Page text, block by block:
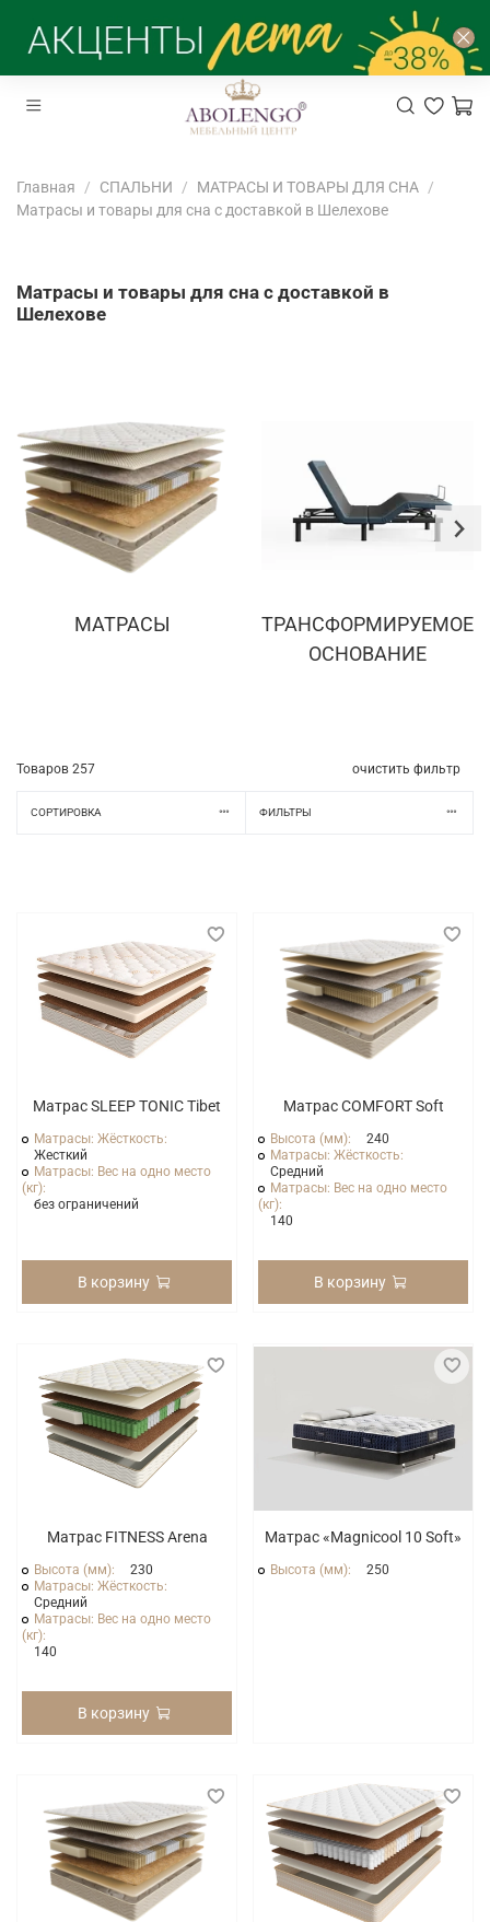
Главная СПАЛЬНИ
МАТРАСЫ И ТОВАРЫ ДЛЯ СНА
Матрасы и товары для сна с доставкой в Шелехове
Матрасы и товары для сна с доставкой в
Шелехове
МАТРАСЫ
ТРАНСФОРМИРУЕМОЕ
ОСНОВАНИЕ
Товаров 257 очистить фильтр
СОРТИРОВКА ФИЛЬТРЫ
Матрас SLEEP TONIC Tibet
Матрасы: Жёсткость:
Жесткий
Матрасы: Вес на одно место
(кг):
без ограничений
В корзину
Матрас COMFORT Soft
Высота (мм):
240
Матрасы: Жёсткость:
Средний
Матрасы: Вес на одно место
(кг):
140
В корзину
Матрас FITNESS Arena
Высота (мм):
230
Матрасы: Жёсткость:
Средний
Матрасы: Вес на одно место
(кг):
140
В корзину
Матрас «Magnicool 10 Soft»
Высота (мм): 250